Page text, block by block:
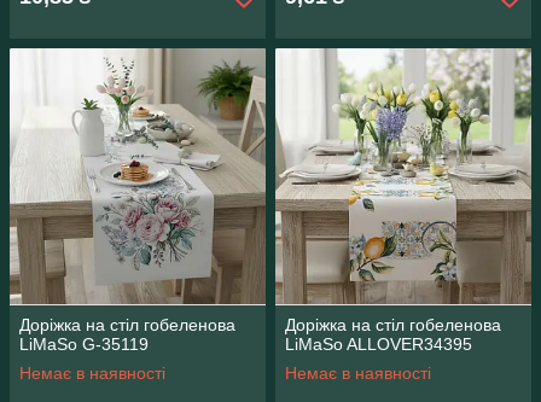
Доріжка на стіл гобеленова
LiMaSo G-35119
Немає в наявності
Доріжка на стіл гобеленова
LiMaSo ALLOVER34395
Немає в наявності